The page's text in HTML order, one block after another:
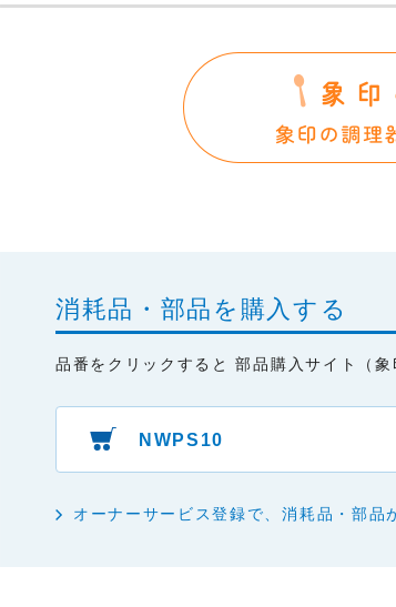
本サイトに情報を掲載する際には、細心の注意
はありません。あらかじめご了承ください。
・掲載された情報が全て正確であり、有用であり
・掲載された情報が常に最新のものであること。
消耗品・部品を購入する
品番をクリックすると 部品購入サイト（
NWPS10
オーナーサービス登録で、消耗品・部品